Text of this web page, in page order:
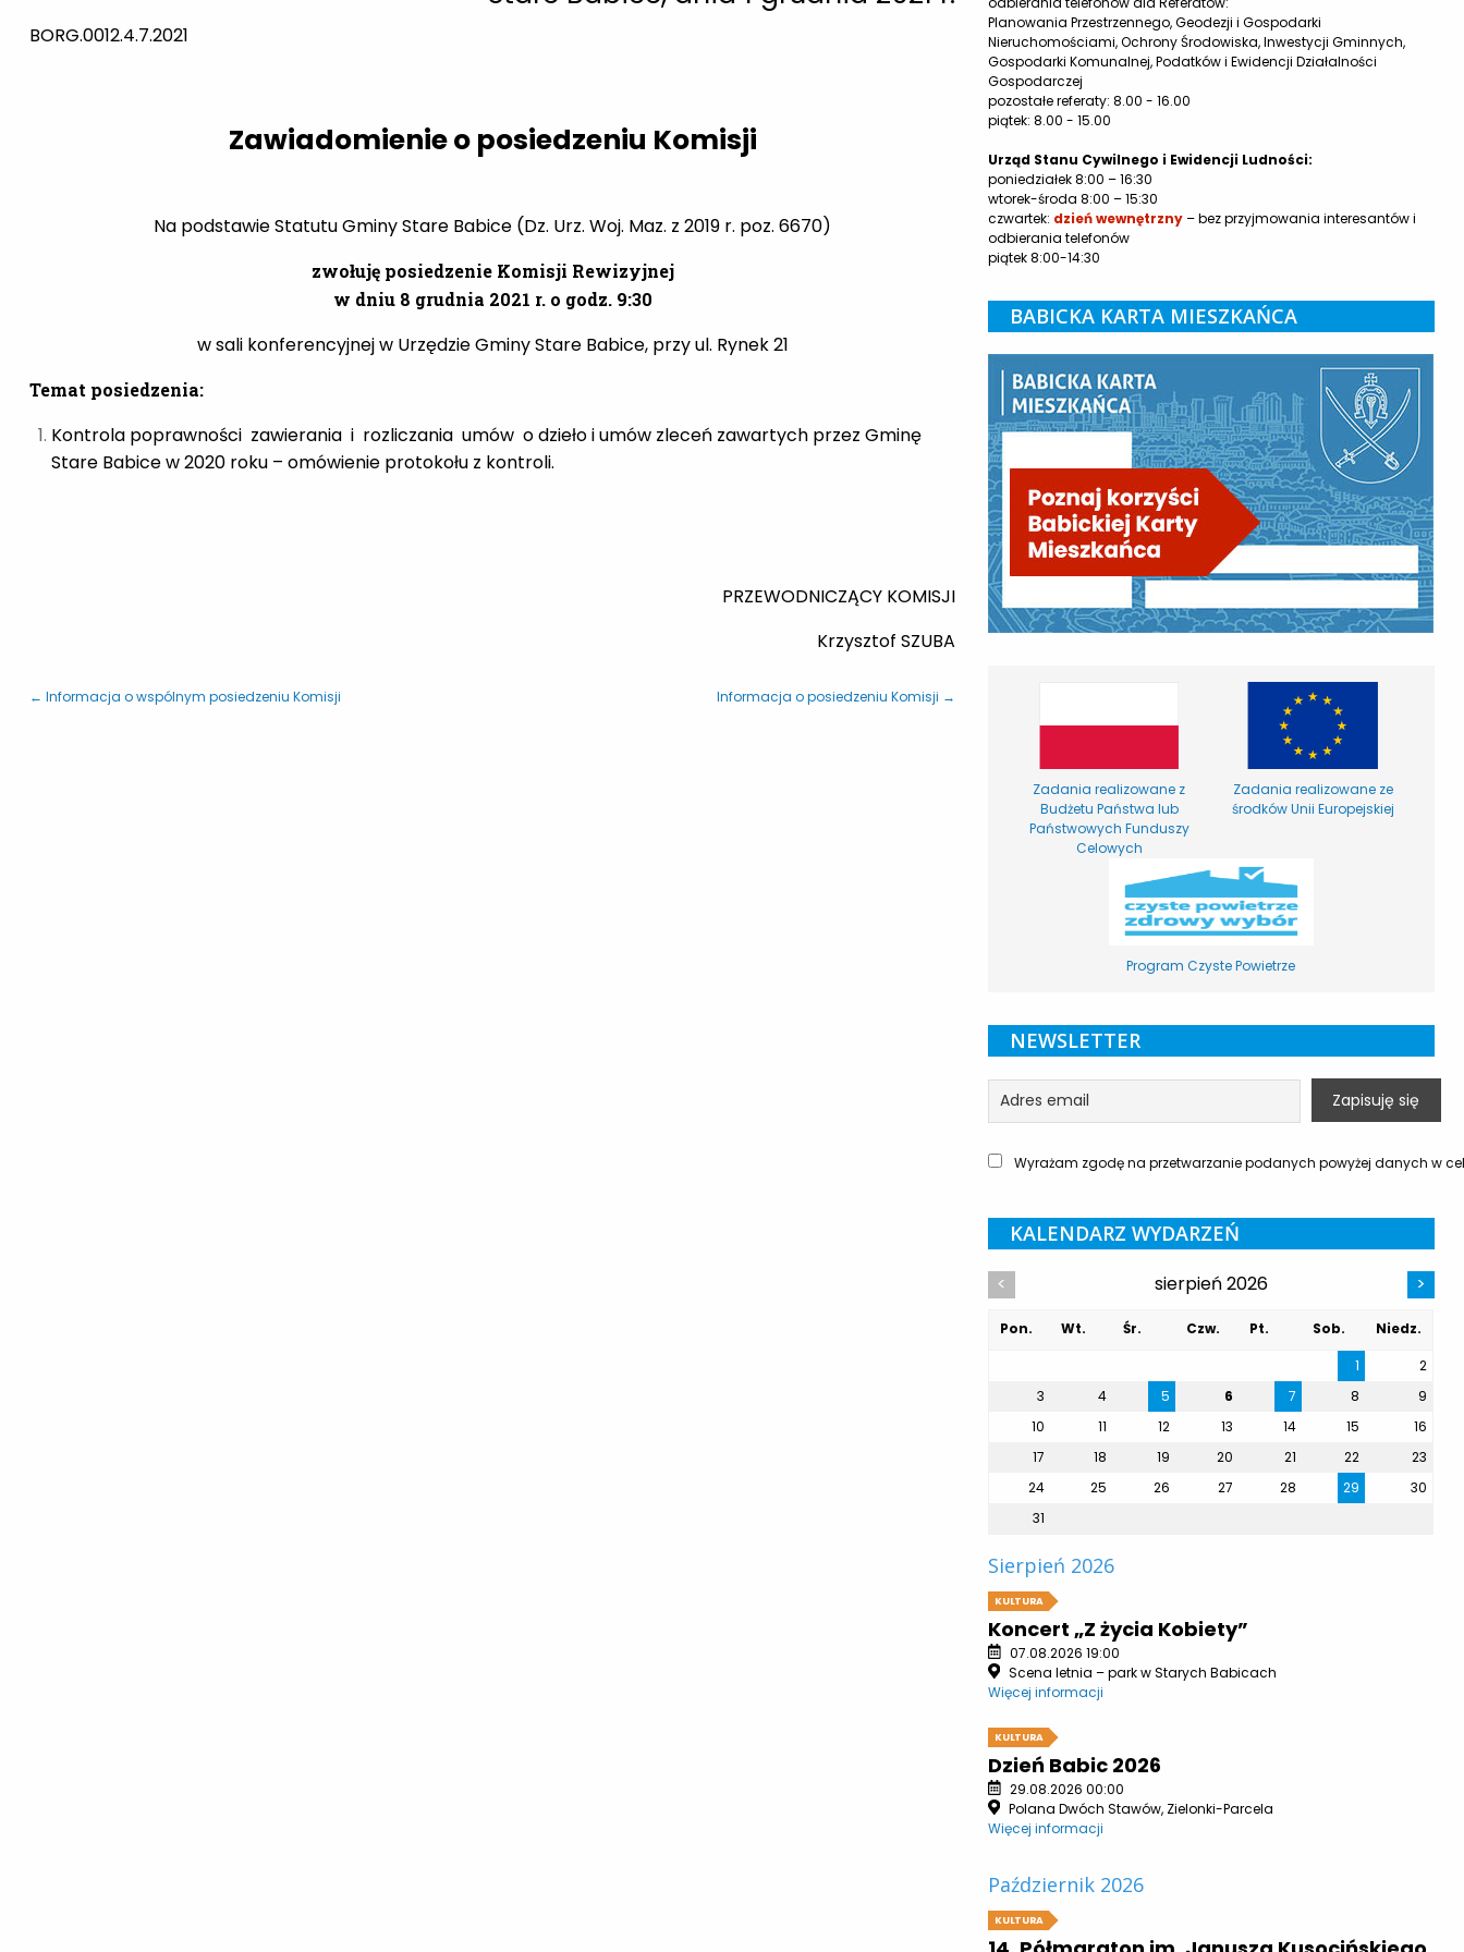
BORG.0012.4.7.2021
Zawiadomienie o posiedzeniu Komisji
Na podstawie Statutu Gminy Stare Babice (Dz. Urz. Woj. Maz. z 2019 r. poz. 6670)
zwołuję posiedzenie Komisji Rewizyjnej
w dniu 8 grudnia 2021 r. o godz. 9:30
w sali konferencyjnej w Urzędzie Gminy Stare Babice, przy ul. Rynek 21
Temat posiedzenia:
Kontrola poprawności zawierania i rozliczania umów o dzieło i umów zleceń zawartych przez Gminę
Stare Babice w 2020 roku – omówienie protokołu z kontroli.
PRZEWODNICZĄCY KOMISJI
Krzysztof SZUBA
← Informacja o wspólnym posiedzeniu Komisji Informacja o posiedzeniu Komisji →
Planowania Przestrzennego, Geodezji i Gospodarki
Nieruchomościami, Ochrony Środowiska, Inwestycji Gminnych,
Gospodarki Komunalnej, Podatków i Ewidencji Działalności
Gospodarczej
pozostałe referaty: 8.00 - 16.00
piątek: 8.00 - 15.00
Urząd Stanu Cywilnego i Ewidencji Ludności:
poniedziałek 8:00 – 16:30
wtorek-środa 8:00 – 15:30
czwartek: dzień wewnętrzny– bez przyjmowania interesantów i
odbierania telefonów
piątek 8:00-14:30
BABICKA KARTA MIESZKAŃCA
Zadania realizowane z
Budżetu Państwa lub
Państwowych Funduszy
Celowych
Zadania realizowane ze
środków Unii Europejskiej
Program Czyste Powietrze
NEWSLETTER
Wyrażam zgodę na przetwarzanie podanych powyżej danych w
KALENDARZ WYDARZEŃ
< sierpień 2026 >
Pon. Wt. Śr. Czw. Pt. Sob.
Niedz.
1
2
3
4 5 6 7 8
9
10
11 12 13 14 15
16
17
18 19 20 21 22
23
24
25 26 27 28 29
30
31
Sierpień 2026
KULTURA
Koncert „Z życia Kobiety”
07.08.2026 19:00
Scena letnia – park w Starych Babicach
Więcej informacji
KULTURA
Dzień Babic 2026
29.08.2026 00:00
Polana Dwóch Stawów, Zielonki-Parcela
Więcej informacji
Październik 2026
KULTURA